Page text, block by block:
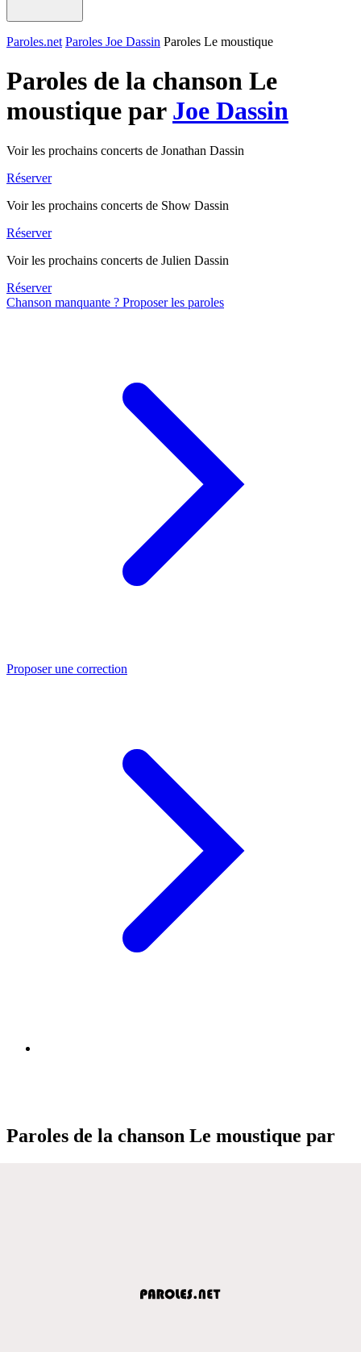
Paroles.net Paroles Joe Dassin Paroles Le moustique
Paroles de la chanson Le
moustique par Joe Dassin
Voir les prochains concerts de Jonathan Dassin
Réserver
Voir les prochains concerts de Show Dassin
Réserver
Voir les prochains concerts de Julien Dassin
Réserver
Chanson manquante ? Proposer les paroles
Proposer une correction
Paroles de la chanson Le moustique par